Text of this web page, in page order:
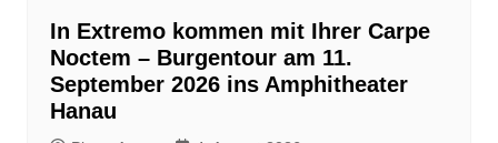
In Extremo kommen mit Ihrer Carpe
Noctem – Burgentour am 11.
September 2026 ins Amphitheater
Hanau